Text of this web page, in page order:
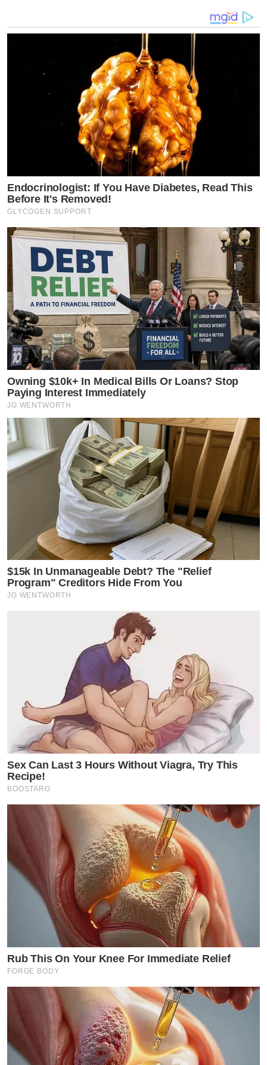
Endocrinologist: If You Have Diabetes, Read This
Before It's Removed!
GLYCOGEN SUPPORT
Owning $10k+ In Medical Bills Or Loans? Stop
Paying Interest Immediately
JG WENTWORTH
$15k In Unmanageable Debt? The "Relief
Program" Creditors Hide From You
JG WENTWORTH
Sex Can Last 3 Hours Without Viagra, Try This
Recipe!
BOOSTARO
Rub This On Your Knee For Immediate Relief
FORGE BODY